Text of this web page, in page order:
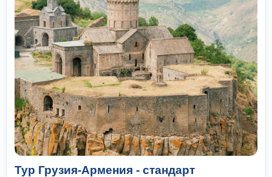
Тур Грузия-Армения - стандарт